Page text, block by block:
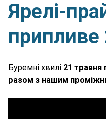
Ярелі-
припливе
Буремні хвилі 21 травня
разом з нашим